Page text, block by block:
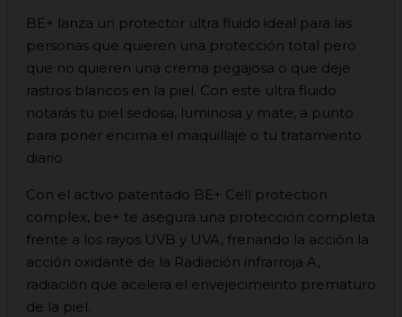
BE+ lanza un protector ultra fluido ideal para las
personas que quieren una protección total pero
que no quieren una crema pegajosa o que deje
rastros blancos en la piel. Con este ultra fluido
notarás tu piel sedosa, luminosa y mate, a punto
para poner encima el maquillaje o tu tratamiento
diario.
Con el activo patentado BE+ Cell protection
complex, be+ te asegura una protección completa
frente a los rayos UVB y UVA, frenando la acción la
acción oxidante de la Radiación infrarroja A,
radiación que acelera el envejecimeinto prematuro
de la piel.